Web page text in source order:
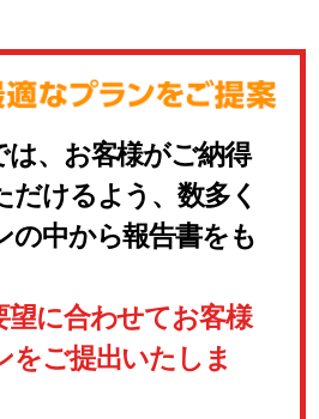
、お客様がご納得
だけるよう、数多く
の中から報告書をも
望に合わせてお客様
をご提出いたしま